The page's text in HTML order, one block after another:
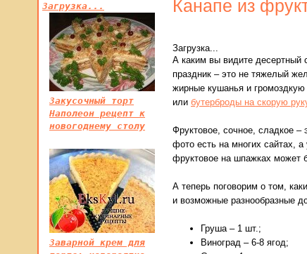
Канапе из
Загрузка...
А каким вы видите десертный
праздник – это не тяжелый
жирные кушанья и громоздкую
или бутерброды на скорую
Фруктовое, сочное, сладкое –
фото есть на многих сайтах,
фруктовое на шпажках может
А теперь поговорим о том,
и возможные разнообразные
Груша – 1 шт.;
Виноград – 6-8 ягод;
Загрузка...
Закусочный торт
Наполеон рецепт к
новогоднему столу
Заварной крем для